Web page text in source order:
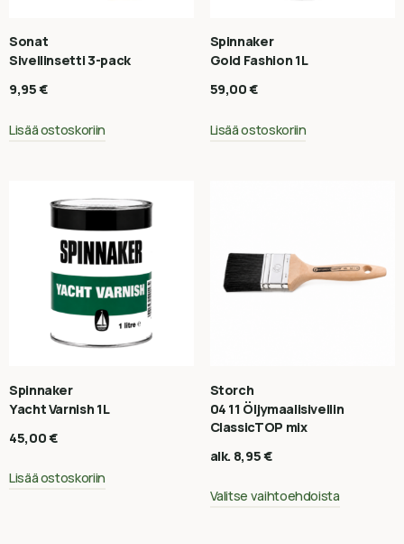
Sonat
Sivellinsetti 3-pack
9,95€
Lisää ostoskoriin
Spinnaker
Gold Fashion 1L
59,00€
Lisää ostoskoriin
Spinnaker
Yacht Varnish 1L
45,00€
Lisää ostoskoriin
Storch
04 11 Öljymaalisivellin
ClassicTOP mix
alk. 8,95€
Valitse vaihtoehdoista